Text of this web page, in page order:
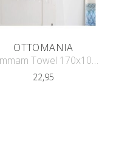
OTTOMANIA
Hammam Towel 170x100 cm
22,95